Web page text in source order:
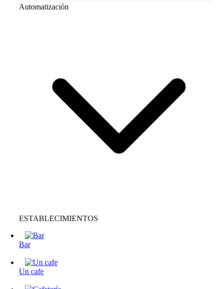
Automatización
ESTABLECIMIENTOS
Bar
Un cafe